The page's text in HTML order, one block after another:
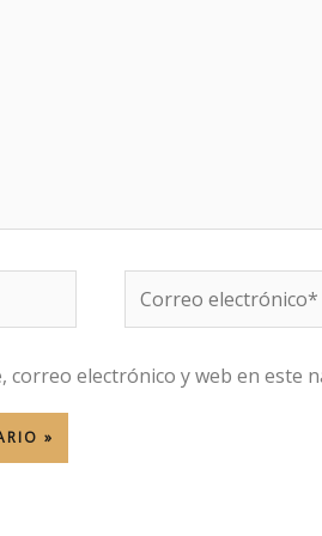
Correo
electrónico*
correo electrónico y web en este